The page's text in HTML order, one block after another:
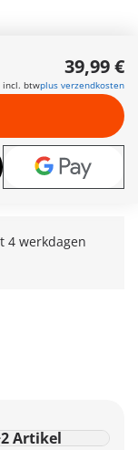
aanvullende set
kunnen de
worden.
Ranch (71351)
Paarden van
gerecyclede en
4 werkdagen
39,99 €
incl. btwplus verzendkosten
2 Artikel